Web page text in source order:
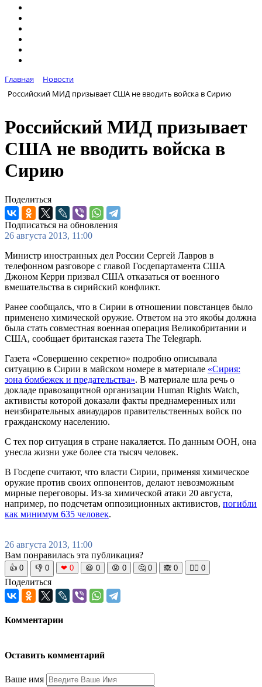
Главная
Новости
Российский МИД призывает США не вводить войска в Сирию
Российский МИД призывает
США не вводить войска в
Сирию
Поделиться
Подписаться на обновления
26 августа 2013, 11:00
Министр иностранных дел России Сергей Лавров в
телефонном разговоре с главой Госдепартамента США
Джоном Керри призвал США отказаться от военного
вмешательства в сирийский конфликт.
Ранее сообщалсь, что в Сирии в отношении повстанцев было
применено химической оружие. Ответом на это якобы должна
была стать совместная военная операция Великобритании и
США, сообщает британская газета The Telegraph.
Газета «Совершенно секретно» подробно описывала
ситуацию в Сирии в майском номере в материале «Сирия:
зона бомбежек и предательства». В материале шла речь о
докладе правозащитной организации Human Rights Watch,
активисты которой доказали факты преднамеренных или
неизбирательных авиаударов правительственных войск по
гражданскому населению.
С тех пор ситуация в стране накаляется. По данным ООН, она
унесла жизни уже более ста тысяч человек.
В Госдепе считают, что власти Сирии, применяя химическое
оружие против своих оппонентов, делают невозможным
мирные переговоры. Из-за химической атаки 20 августа,
например, по подсчетам оппозиционных активистов, погибли
как минимум 635 человек.
26 августа 2013, 11:00
Вам понравилась эта публикация?
👍 0 👎 0 ❤ 0 😆 0 😡 0 🤔 0 🙈 0 🧘‍♀️ 0
Поделиться
Комментарии
Оставить комментарий
Ваше имя